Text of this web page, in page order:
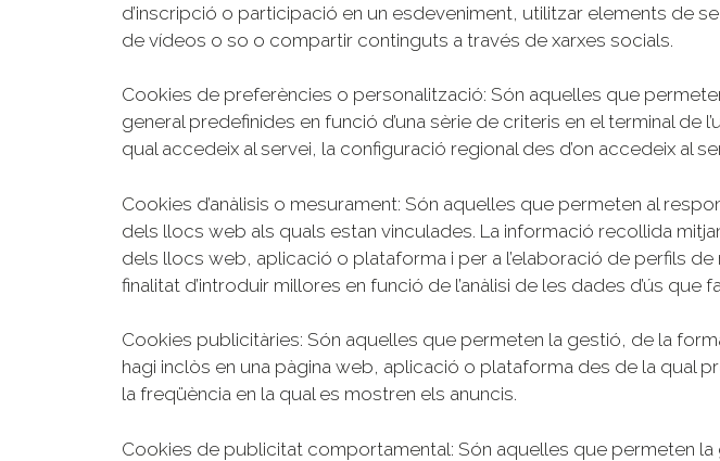
d’inscripció o participació en un esdeveniment, utilitzar elements de
de vídeos o so o compartir continguts a través de xarxes socials.
Cookies de preferències o personalització: Són aquelles que
general predefinides en funció d’una sèrie de criteris en el terminal de
qual accedeix al servei, la configuració regional des d’on accedeix al
Cookies d’anàlisis o mesurament: Són aquelles que permeten al
dels llocs web als quals estan vinculades. La informació recollida
dels llocs web, aplicació o plataforma i per a l’elaboració de perfils
finalitat d’introduir millores en funció de l’anàlisi de les dades d’ús que
Cookies publicitàries: Són aquelles que permeten la gestió, de la
hagi inclòs en una pàgina web, aplicació o plataforma des de la qual
la freqüència en la qual es mostren els anuncis.
Cookies de publicitat comportamental: Són aquelles que permeten